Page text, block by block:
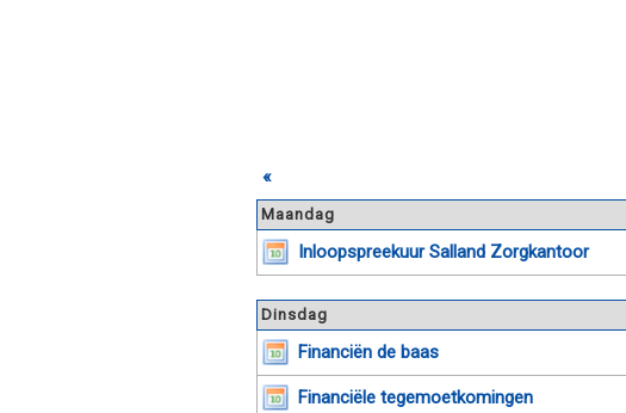
«
Maandag
Inloopspreekuur Salland Zorgkantoor
Dinsdag
Financiën de baas
Financiële tegemoetkomingen